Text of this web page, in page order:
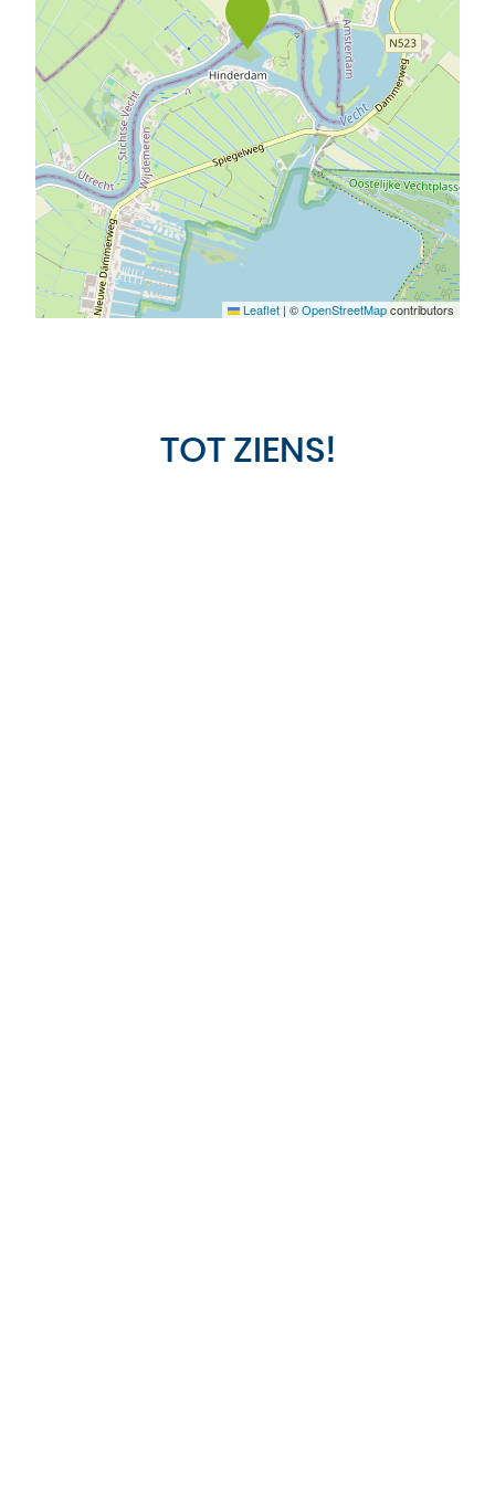
Leaflet | ©OpenStreetMapcontributors
TOT ZIENS!